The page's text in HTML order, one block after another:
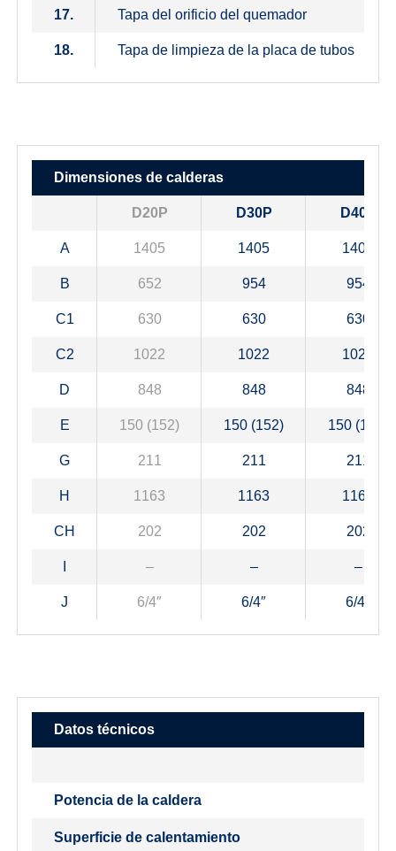
17. Tapa del orificio del quemador
18. Tapa de limpieza de la placa de tubos
Dimensiones de calderas
D20P D30P D40P
A 1405 1405 1405
B 652 954 954
C1 630 630 630
C2 1022 1022 1022
D 848 848 848
E 150 (152) 150 (152) 150 (152)
G 211 211 211
H 1163 1163 1163
CH 202 202 202
– – –
J 6/4″ 6/4″ 6/4″
Datos técnicos
Potencia de la caldera
Superficie de calentamiento